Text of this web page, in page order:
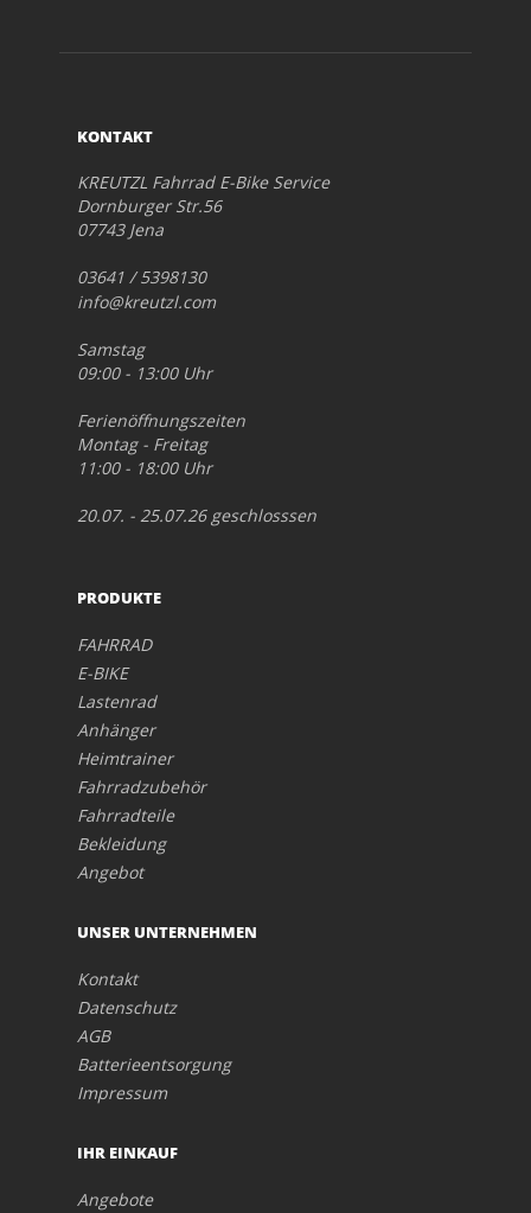
KONTAKT
KREUTZL Fahrrad E-Bike Service
Dornburger Str.56
07743 Jena
03641 / 5398130
info@kreutzl.com
Samstag
09:00 - 13:00 Uhr
Ferienöffnungszeiten
Montag - Freitag
11:00 - 18:00 Uhr
20.07. - 25.07.26 geschlosssen
PRODUKTE
FAHRRAD
E-BIKE
Lastenrad
Anhänger
Heimtrainer
Fahrradzubehör
Fahrradteile
Bekleidung
Angebot
UNSER UNTERNEHMEN
Kontakt
Datenschutz
AGB
Batterieentsorgung
Impressum
IHR EINKAUF
Angebote